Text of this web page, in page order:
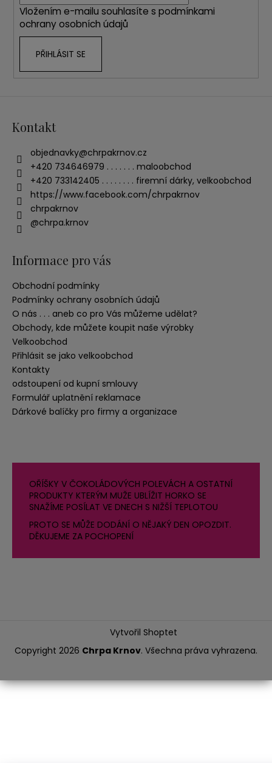
Vložením e-mailu souhlasíte s podmínkami
ochrany osobních údajů
PŘIHLÁSIT SE
Kontakt
objednavky@chrpakrnov.cz
+420 734646979 . . . . . . . maloobchod
+420 733142405 . . . . . . . . firemní dárky, velkoobchod
https://www.facebook.com/chrpakrnov
chrpakrnov
@chrpa.krnov
Informace pro vás
Obchodní podmínky
Podmínky ochrany osobních údajů
O nás . . . aneb co pro Vás můžeme udělat?
Obchody, kde můžete koupit naše výrobky
Velkoobchod
Přihlásit se jako velkoobchod
Kontakty
odstoupení od kupní smlouvy
Formulář uplatnění reklamace
Dárkové balíčky pro firmy a organizace
OŘÍŠKY V ČOKOLÁDOVÝCH POLEVÁCH A OSTATNÍ
PRODUKTY KTERÝM MUŽE UBLÍŽIT HORKO SE
SNAŽÍME POSÍLAT VE DNECH S NIŽŠÍ TEPLOTOU
PROTO SE MŮŽE DODÁNÍ O NĚJAKÝ DEN OPOZDIT.
DĚKUJEME ZA POCHOPENÍ
Vytvořil Shoptet
Copyright 2026 Chrpa Krnov. Všechna práva vyhrazena.